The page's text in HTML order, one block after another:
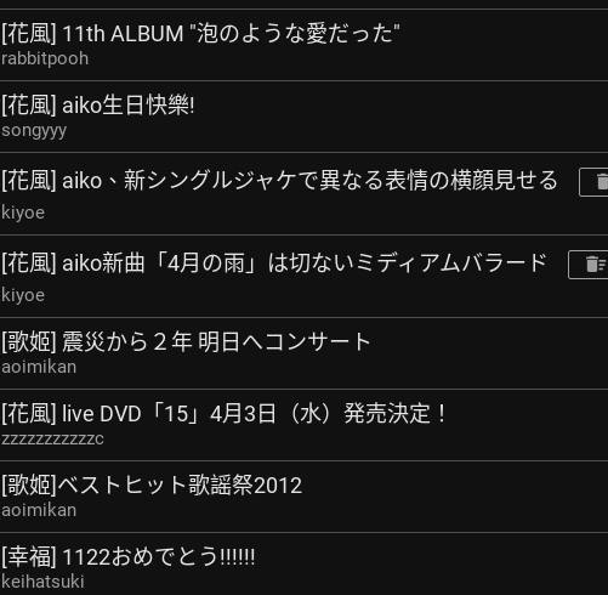
[花風] 11th ALBUM "泡のような愛だった"
rabbitpooh
[花風] aiko生日快樂!
songyyy
[花風] aiko、新シングルジャケで異なる表情の横顔見せる
kiyoe
[花風] aiko新曲「4月の雨」は切ないミディアムバラード
kiyoe
[歌姬] 震災から２年 明日へコンサート
aoimikan
[花風] live DVD「15」4月3日（水）発売決定！
zzzzzzzzzzzc
[歌姬]ベストヒット歌謡祭2012
aoimikan
[幸福] 1122おめでとう!!!!!!
keihatsuki